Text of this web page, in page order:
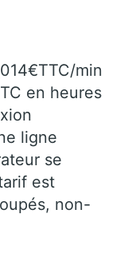
min
en heures
ligne
se
est
non-